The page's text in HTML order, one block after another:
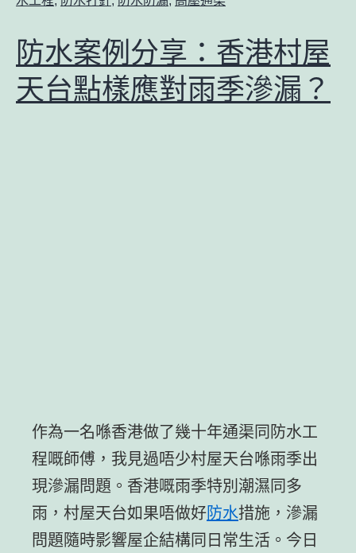
防水案例分享：香港村屋
天台點樣應對雨季滲漏？
作為一名喺香港做了幾十年通渠同防水工
程嘅師傅，我見過唔少村屋天台喺雨季出
現滲漏問題。香港嘅雨季特別潮濕同多
雨，村屋天台如果唔做好防水措施，滲漏
問題隨時影響屋企結構同日常生活。今日